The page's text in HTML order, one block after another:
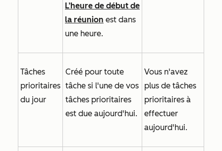
L’heure de début de
la réunion est dans
une heure.
Tâches
prioritaires
du jour
Créé pour toute
tâche si l'une de vos
tâches prioritaires
est due aujourd'hui.
Vous n'avez
plus de tâches
prioritaires à
effectuer
aujourd'hui.